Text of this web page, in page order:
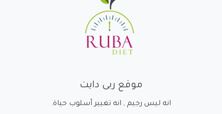
موقع ربى دايت
انه ليس رجيم , انه تغيير أسلوب حياة.